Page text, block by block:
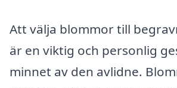
Att välja blommor till
är en viktig och personlig
minnet av den avlidne.